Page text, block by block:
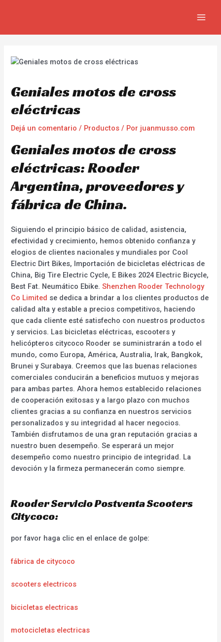
Geniales motos de cross
eléctricas
Dejá un comentario / Productos / Por juanmusso.com
Geniales motos de cross
eléctricas: Rooder
Argentina, proveedores y
fábrica de China.
Siguiendo el principio básico de calidad, asistencia,
efectividad y crecimiento, hemos obtenido confianza y
elogios de clientes nacionales y mundiales por Cool
Electric Dirt Bikes, Importación de bicicletas eléctricas de
China, Big Tire Electric Cycle, E Bikes 2024 Electric Bicycle,
Best Fat. Neumático Ebike.Shenzhen Rooder Technology
Co Limited se dedica a brindar a los clientes productos de
calidad alta y estable a precios competitivos, haciendo
que cada cliente esté satisfecho con nuestros productos
y servicios. Las bicicletas eléctricas, escooters y
helicópteros citycoco Rooder se suministrarán a todo el
mundo, como Europa, América, Australia, Irak, Bangkok,
Brunei y Surabaya. Creemos que las buenas relaciones
comerciales conducirán a beneficios mutuos y mejoras
para ambas partes. Ahora hemos establecido relaciones
de cooperación exitosas y a largo plazo con muchos
clientes gracias a su confianza en nuestros servicios
personalizados y su integridad al hacer negocios.
También disfrutamos de una gran reputación gracias a
nuestro buen desempeño. Se esperará un mejor
desempeño como nuestro principio de integridad. La
devoción y la firmeza permanecerán como siempre.
Rooder Servicio Postventa Scooters
Citycoco:
por favor haga clic en el enlace de golpe:
fábrica de citycoco
scooters electricos
bicicletas electricas
motocicletas electricas